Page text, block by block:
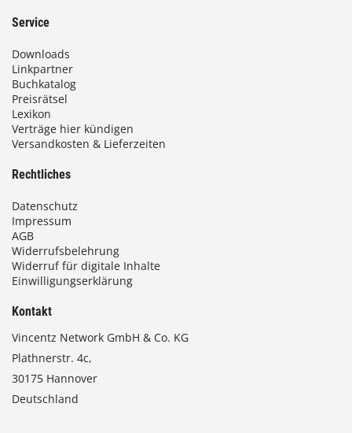
Service
Downloads
Linkpartner
Buchkatalog
Preisrätsel
Lexikon
Verträge hier kündigen
Versandkosten & Lieferzeiten
Rechtliches
Datenschutz
Impressum
AGB
Widerrufsbelehrung
Widerruf für digitale Inhalte
Einwilligungserklärung
Kontakt
Vincentz Network GmbH & Co. KG
Plathnerstr. 4c,
30175 Hannover
Deutschland